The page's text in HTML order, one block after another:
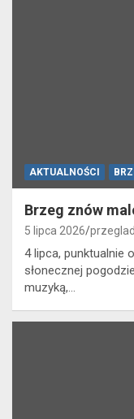
AKTUALNOŚCI
Brzeg znów
5 lipca 2026
4 lipca, punktualnie
słonecznej
muzyką,…